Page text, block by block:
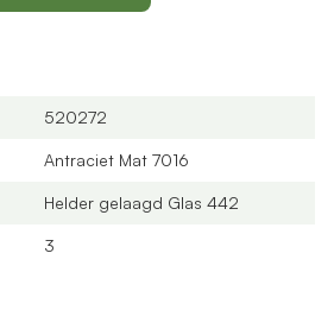
producten hieronder op deze
geleverd als compleet bouwpakket
zoals PVC bladvanger, PVC
520272
Antraciet Mat 7016
Helder gelaagd Glas 442
3